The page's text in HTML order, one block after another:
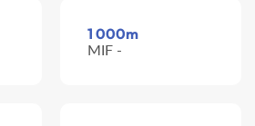
1 000m
MIF -